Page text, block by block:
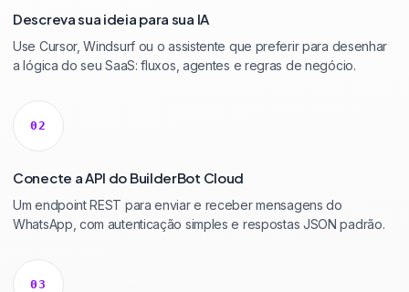
Descreva sua ideia para sua IA
Use Cursor, Windsurf ou o assistente que preferir para desenhar
a lógica do seu SaaS: fluxos, agentes e regras de negócio.
02
Conecte a API do BuilderBot Cloud
Um endpoint REST para enviar e receber mensagens do
WhatsApp, com autenticação simples e respostas JSON padrão.
03